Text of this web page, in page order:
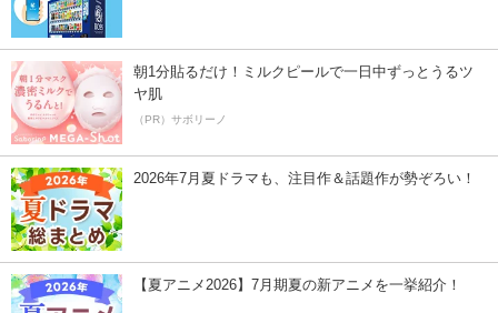
朝1分貼るだけ！ミルクピールで一日中ずっとうるツ
ヤ肌
（PR）サボリーノ
2026年7月夏ドラマも、注目作＆話題作が勢ぞろい！
【夏アニメ2026】7月期夏の新アニメを一挙紹介！